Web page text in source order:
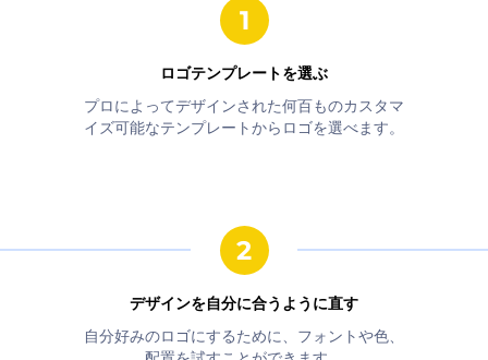
ロゴテンプレートを選ぶ
プロによってデザインされた何百ものカスタマ
イズ可能なテンプレートからロゴを選べます。
デザインを自分に合うように直す
自分好みのロゴにするために、フォントや色、